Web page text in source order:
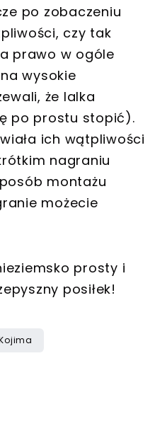
po zobaczeniu
czy tak
prawo w ogóle
wysokie
że lalka
po prostu stopić).
ich wątpliwości
nagraniu
montażu
możecie
prosty i
posiłek!